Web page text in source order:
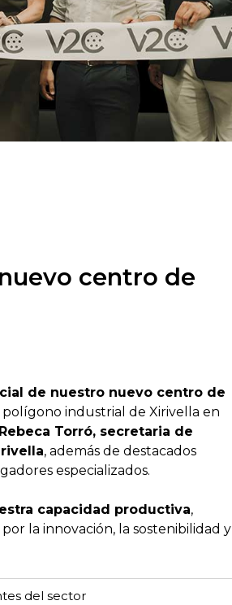
centro de
de nuestro nuevo centro de
industrial de Xirivella en
Rebeca Torró, secretaria de
, además de destacados
especializados.
capacidad productiva,
la innovación, la sostenibilidad y
del sector